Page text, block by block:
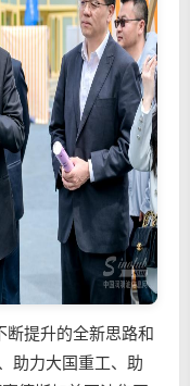
提升的全新思路和
助力大国重工、助